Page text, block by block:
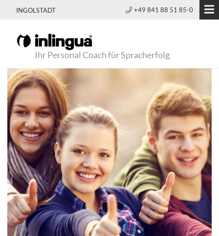
INGOLSTADT +49 841 88 51 85-0
Ihr Personal Coach für Spracherfolg